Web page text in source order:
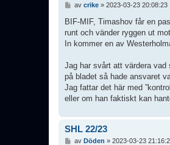
l
g
g
av crike» 2023-03-23 20:08:23
BIF-MIF, Timashov får en
runt och vänder ryggen ut
In kommer en av
Jag har svårt att värdera vad
på bladet så hade ansvaret
Jag fattar det här med
eller om han faktiskt kan
SHL 22/23
av Döden » 2023-03-23